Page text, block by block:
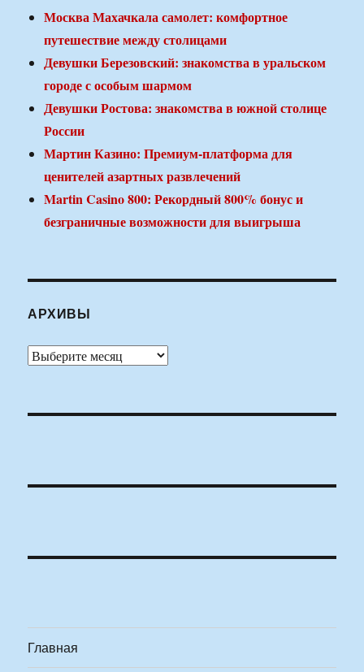
Москва Махачкала самолет: комфортное
путешествие между столицами
Девушки Березовский: знакомства в уральском
городе с особым шармом
Девушки Ростова: знакомства в южной столице
России
Мартин Казино: Премиум-платформа для
ценителей азартных развлечений
Martin Casino 800: Рекордный 800% бонус и
безграничные возможности для выигрыша
АРХИВЫ
Архивы
Главная